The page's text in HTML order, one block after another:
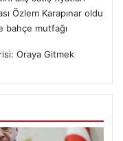
Özlem Karapınar oldu
bahçe mutfağı
Oraya Gitmek